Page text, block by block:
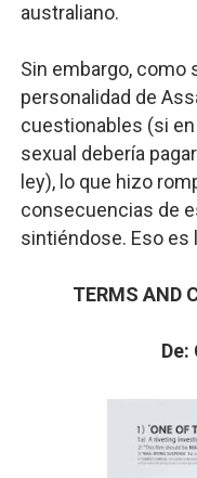
australiano.
Sin embargo, como
personalidad de
cuestionables (si
sexual debería
ley), lo que hizo
consecuencias de
sintiéndose. Eso es
TERMS AND
De: